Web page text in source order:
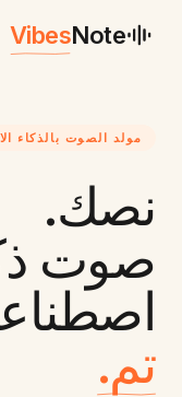
Note
Vibes
مولد الصوت بالذكاء
نصك.
صوت
تم.